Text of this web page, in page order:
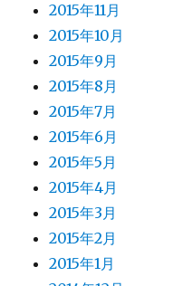
2015年11月
2015年10月
2015年9月
2015年8月
2015年7月
2015年6月
2015年5月
2015年4月
2015年3月
2015年2月
2015年1月